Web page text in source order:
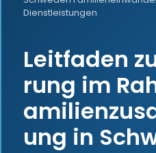
Dienstleistungen
Leitfaden
rung im
ung in